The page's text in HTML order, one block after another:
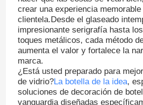
crear una experiencia
clientela.Desde el glaseado
impresionante serigrafía hasta
toques metálicos, cada método
aumenta el valor y fortalece la
marca.
¿Está usted preparado para
de vidrio?La botella de la idea,
soluciones de decoración de
vanguardia diseñadas